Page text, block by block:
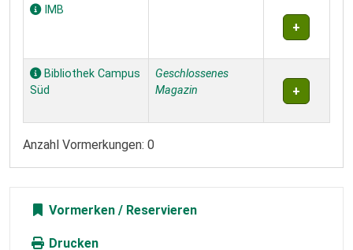
IMB
Bibliothek Campus
Süd
Geschlossenes
Magazin
Anzahl Vormerkungen: 0
Vormerken
Drucken